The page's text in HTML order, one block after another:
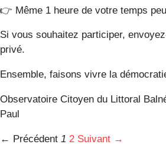
👉 Même 1 heure de votre temps
Si vous souhaitez participer,
privé.
Ensemble, faisons vivre la
Observatoire Citoyen du Littoral
Paul
← Précédent 1 2 Suivant →